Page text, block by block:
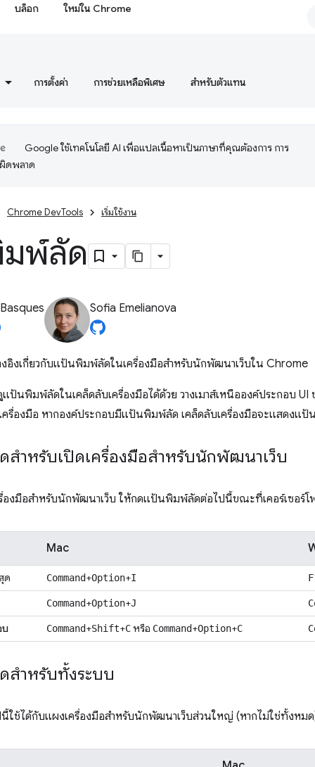
บล็อก ใหม่ใน Chrome
การตั้งค่า การช่วยเหลือพิเศษ สำหรับตัวแทน
Google ใช้เทคโนโลยี AI เพื่อแปลเนื้อหาเป็นภาษาที่คุณต้องการ การ
ดพลาด
Chrome DevTools เริ่มใช้งาน
พ์ลัด
Sofia Emelianova
อิงเกี่ยวกับแป้นพิมพ์ลัดในเครื่องมือสำหรับนักพัฒนาเว็บใน Chrome
นพิมพ์ลัดในเคล็ดลับเครื่องมือได้ด้วย วางเมาส์เหนือองค์ประกอบ UI
ครื่องมือ หากองค์ประกอบมีแป้นพิมพ์ลัด เคล็ดลับเครื่องมือจะแสดงแ
ำหรับเปิดเครื่องมือสำหรับนักพัฒนาเว็บ
รื่องมือสำหรับนักพัฒนาเว็บ ให้กดแป้นพิมพ์ลัดต่อไปนี้ขณะที่เคอร์เซอร์โฟ
Mac
ด Command+Option+I
Command+Option+J
บ Command+Shift+Cหรือ Command+Option+C
ำหรับทั้งระบบ
ช้ได้กับแผงเครื่องมือสำหรับนักพัฒนาเว็บส่วนใหญ่ (หากไม่ใช่ทั้งหม